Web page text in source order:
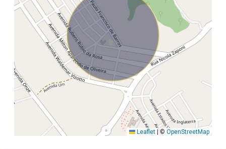
Leaflet © OpenStreetMap